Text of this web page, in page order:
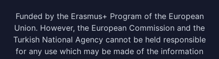
Funded by the Erasmus+ Program of the European
Union. However, the European Commission and the
Turkish National Agency cannot be held responsible
for any use which may be made of the information